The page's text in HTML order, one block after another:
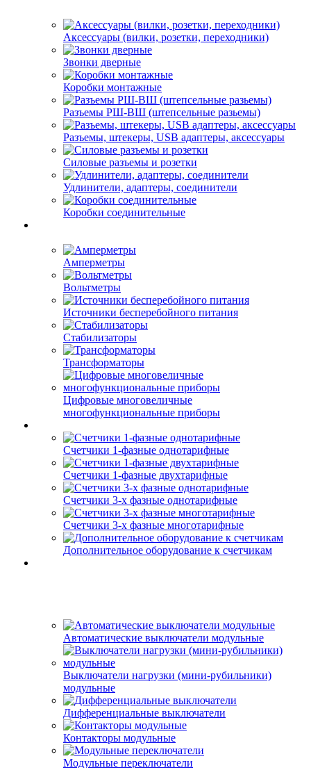
Аксессуары (вилки, розетки, переходники)
Звонки дверные
Коробки монтажные
Разъемы РШ-ВШ (штепсельные разьемы)
Разъемы, штекеры, USB адаптеры, аксессуары
Силовые разъемы и розетки
Удлинители, адаптеры, соединители
Коробки соединительные
Амперметры
Вольтметры
Источники бесперебойного питания
Стабилизаторы
Трансформаторы
Цифровые многовеличные
многофункциональные приборы
Счетчики 1-фазные однотарифные
Счетчики 1-фазные двухтарифные
Счетчики 3-х фазные однотарифные
Счетчики 3-х фазные многотарифные
Дополнительное оборудование к счетчикам
Автоматические выключатели модульные
Выключатели нагрузки (мини-рубильники)
модульные
Дифференциальные выключатели
Контакторы модульные
Модульные переключатели